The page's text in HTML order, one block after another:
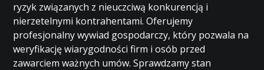
ryzyk związanych z nieuczciwą konkurencją i
nierzetelnymi kontrahentami. Oferujemy
profesjonalny wywiad gospodarczy, który pozwala na
weryfikację wiarygodności firm i osób przed
zawarciem ważnych umów. Sprawdzamy stan